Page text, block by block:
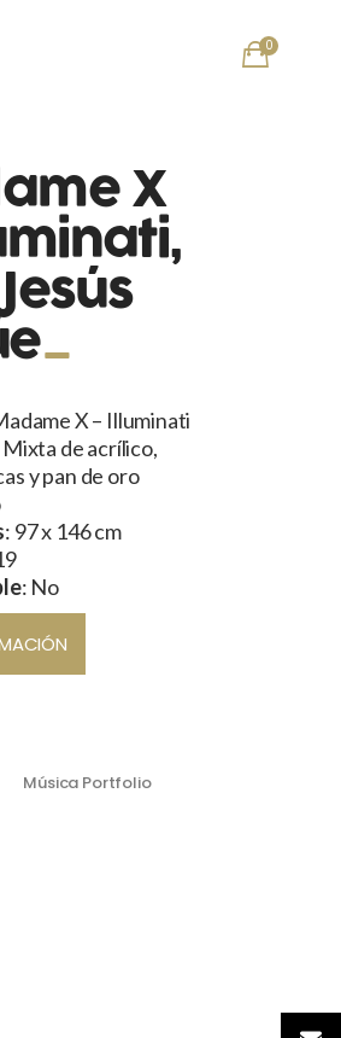
0
X
X – Illuminati
Mixta de acrílico,
y pan de oro
: 97 x 146 cm
: No
Música Portfolio